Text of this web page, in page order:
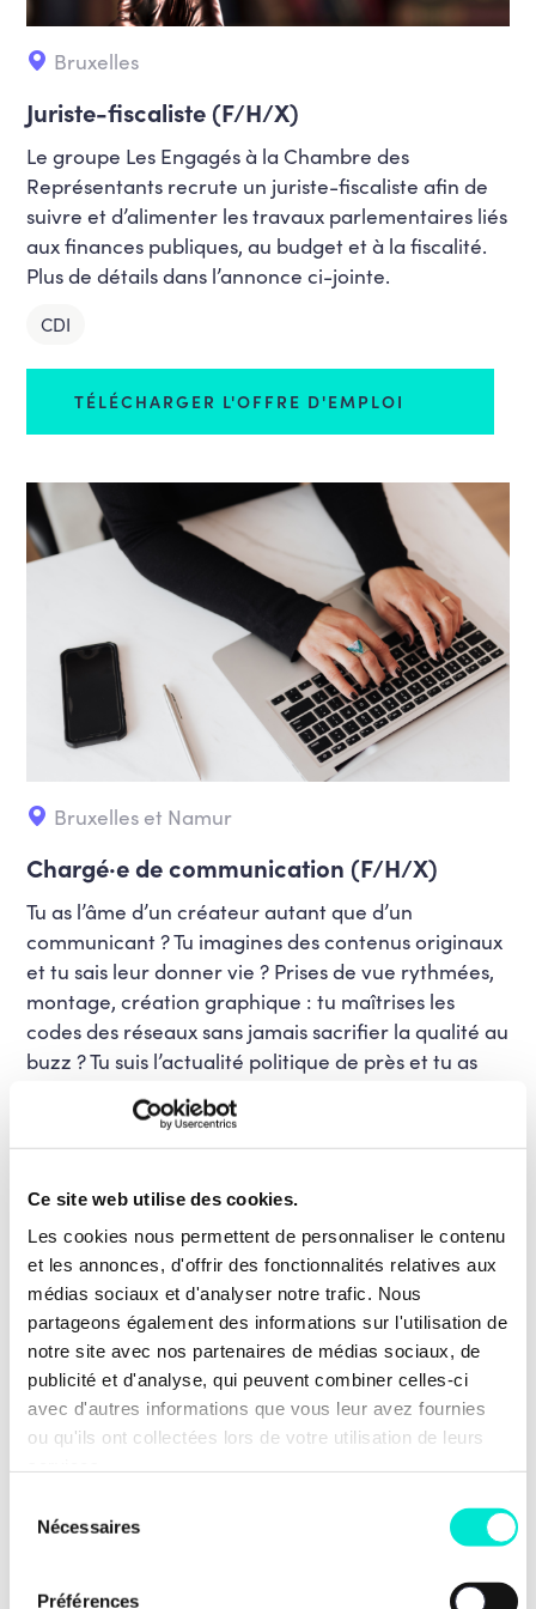
Ce site web utilise des cookies.
Les cookies nous permettent de personnaliser le contenu
et les annonces, d'offrir des fonctionnalités relatives aux
médias sociaux et d'analyser notre trafic. Nous
partageons également des informations sur l'utilisation de
notre site avec nos partenaires de médias sociaux, de
publicité et d'analyse, qui peuvent combiner celles-ci
avec d'autres informations que vous leur avez fournies
ou qu'ils ont collectées lors de votre utilisation de leurs
Nécessaires
Préférences
Bruxelles
Juriste-fiscaliste (F/H/X)
Le groupe Les Engagés à la Chambre des
Représentants recrute un juriste-fiscaliste afin de
suivre et d’alimenter les travaux parlementaires liés
aux finances publiques, au budget et à la fiscalité.
Plus de détails dans l’annonce ci-jointe.
CDI
TÉLÉCHARGER L'OFFRE D'EMPLOI
Bruxelles et Namur
Chargé·e de communication (F/H/X)
Tu as l’âme d’un créateur autant que d’un
communicant ? Tu imagines des contenus originaux
et tu sais leur donner vie ? Prises de vue rythmées,
montage, création graphique : tu maîtrises les
codes des réseaux sans jamais sacrifier la qualité au
buzz ? Tu suis l’actualité politique de près et tu as
envie de la rendre vivante et lisible ? Consulte
l’annonce ci-jointe !
TÉLÉCHARGER L'OFFRE D'EMPLOI